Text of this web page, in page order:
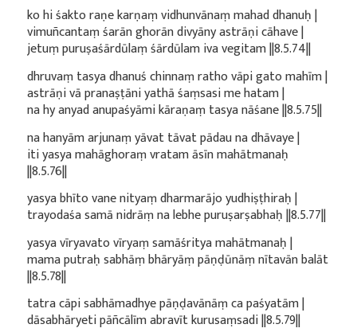
ko hi śakto raṇe karṇaṃ vidhunvānaṃ mahad dhanuḥ |
vimuñcantaṃ śarān ghorān divyāny astrāṇi cāhave |
jetuṃ puruṣaśārdūlaṃ śārdūlam iva vegitam ||8.5.74||
dhruvaṃ tasya dhanuś chinnaṃ ratho vāpi gato mahīm |
astrāṇi vā pranaṣṭāni yathā śaṃsasi me hatam |
na hy anyad anupaśyāmi kāraṇaṃ tasya nāśane ||8.5.75||
na hanyām arjunaṃ yāvat tāvat pādau na dhāvaye |
iti yasya mahāghoraṃ vratam āsīn mahātmanaḥ
||8.5.76||
yasya bhīto vane nityaṃ dharmarājo yudhiṣṭhiraḥ |
trayodaśa samā nidrāṃ na lebhe puruṣarṣabhaḥ ||8.5.77||
yasya vīryavato vīryaṃ samāśritya mahātmanaḥ |
mama putraḥ sabhāṃ bhāryāṃ pāṇḍūnāṃ nītavān balāt
||8.5.78||
tatra cāpi sabhāmadhye pāṇḍavānāṃ ca paśyatām |
dāsabhāryeti pāñcālīm abravīt kurusaṃsadi ||8.5.79||